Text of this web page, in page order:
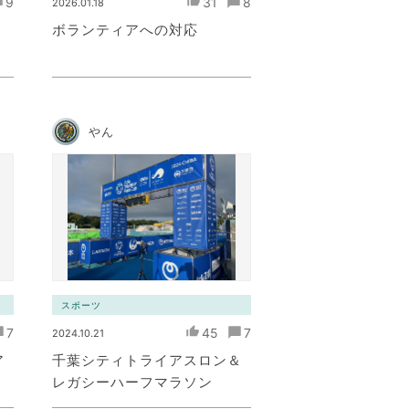
2026.01.18
ボランティアへの対応
7
やん
スポーツ
2024.10.21 45 7
千葉シティトライアスロン＆
レガシーハーフマラソン